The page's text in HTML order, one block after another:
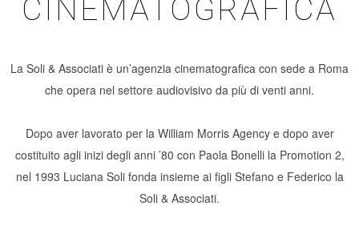
CINEMATOGRAFICA
La Soli & Associati è un’agenzia cinematografica con sede a Roma
che opera nel settore audiovisivo da più di venti anni.
Dopo aver lavorato per la William Morris Agency e dopo aver
costituito agli inizi degli anni ’80 con Paola Bonelli la Promotion 2,
nel 1993 Luciana Soli fonda insieme ai figli Stefano e Federico la
Soli & Associati.